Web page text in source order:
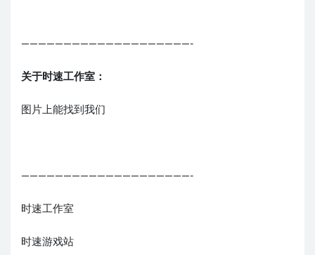
————————————————————-
关于时速工作室：
图片上能找到我们
————————————————————-
时速工作室
时速游戏站